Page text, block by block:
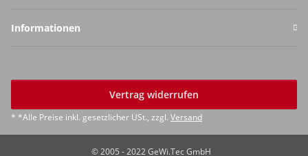
Informationen
Vertrag widerrufen
* *Alle Preise inkl. gesetzlicher USt., zzgl. Versand
© 2005 - 2022 GeWi.Tec GmbH